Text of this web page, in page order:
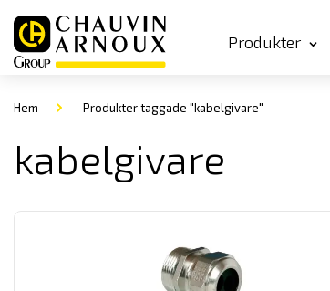
Produkter
Hem Produkter taggade "kabelgivare"
kabelgivare